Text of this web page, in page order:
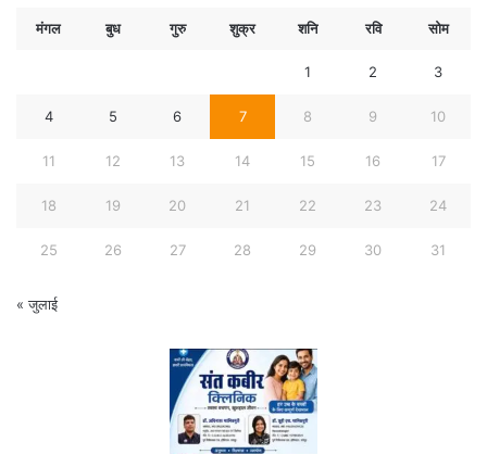
मंगल बुध गुरु शुक्र शनि रवि सोम
1 2 3
4 5 6 7 8 9 10
11 12 13 14 15 16 17
18 19 20 21 22 23 24
25 26 27 28 29 30 31
« जुलाई